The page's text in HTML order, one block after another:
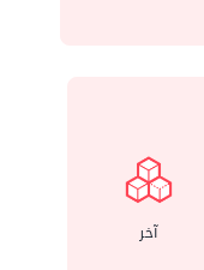
آخر